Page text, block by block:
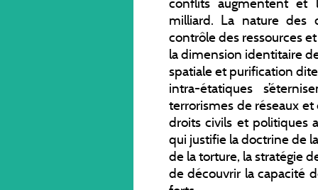
milliard. La nature des
contrôle des ressources
la dimension identitaire
spatiale et purification
intra-étatiques
terrorismes de réseaux et
droits civils et politiques
qui justifie la doctrine de
de la torture, la stratégie
de découvrir la capacité